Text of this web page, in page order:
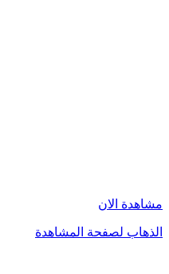
مشاهدة الان
الذهاب لصفحة المشاهدة